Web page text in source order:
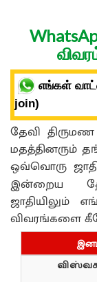
எங்கள்
join)
தேவி
மதத்தினரும்
ஒவ்வொரு
இன்றைய
ஜாதியிலும்
விவரங்களை